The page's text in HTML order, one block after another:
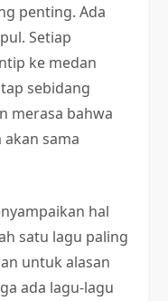
penting. Ada
Setiap
ke medan
sebidang
merasa bahwa
sama
hal
satu lagu paling
untuk alasan
ada lagu-lagu